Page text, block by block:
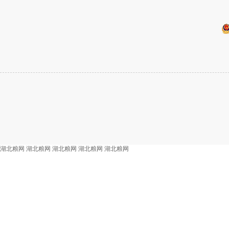
湖北粮网 湖北粮网 湖北粮网 湖北粮网 湖北粮网